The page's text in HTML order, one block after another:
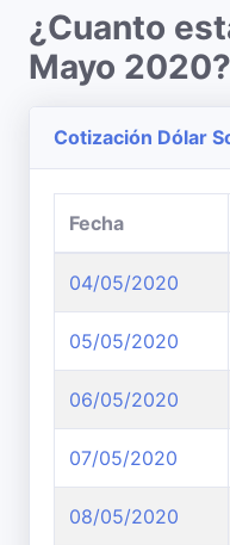
¿Cuanto
Mayo 2020?
Cotización Dólar
Fecha
04/05/2020
05/05/2020
06/05/2020
07/05/2020
08/05/2020